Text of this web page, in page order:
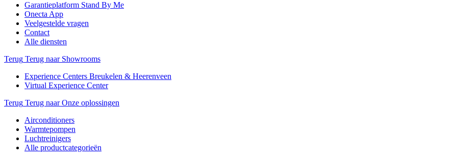
Garantieplatform Stand By Me
Onecta App
Veelgestelde vragen
Contact
Alle diensten
Terug Terug naar Showrooms
Experience Centers Breukelen & Heerenveen
Virtual Experience Center
Terug Terug naar Onze oplossingen
Airconditioners
Warmtepompen
Luchtreinigers
Alle productcategorieën